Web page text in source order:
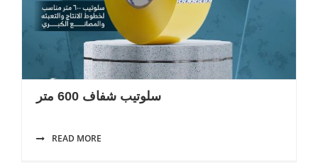
سلوتيب شفاف 600 متر
READ MORE